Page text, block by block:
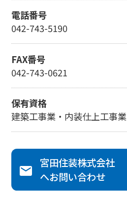
電話番号
042-743-5190
FAX番号
042-743-0621
保有資格
建築工事業・内装仕上工事業
宮田住装株式会社
へお問い合わせ